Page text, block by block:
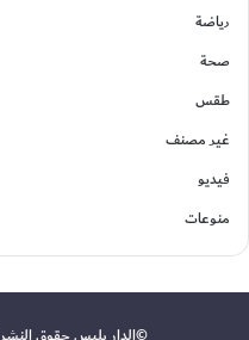
رياضة
صحة
طقس
غير مصنف
فيديو
منوعات